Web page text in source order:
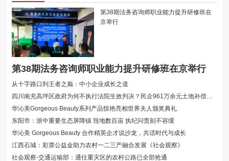
第38期法务咨询师职业能力提升研修班在
京举行
第38期法务咨询师职业能力提升研修班在京举行
从十字路口到王者之巅：中小企业成长之道
华沁美Gorgeous Beauty系列产品惊艳亮相世界夫人颁奖典礼
东阳市：浙中重要生态屏障镇 毁地数百亩 执纪问责刻不容缓
华沁美 Gorgeous Beauty 合作精英企才说沙龙，共话时代与成长
江西石城：彩票公益金助力农村一二三产融合发展《社会观察》
社会观察-交通运输部：通往重灾区的农村公路已全部抢通